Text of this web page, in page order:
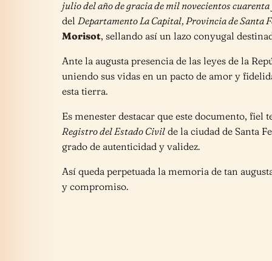
julio del año de gracia de mil novecientos cuarenta
del Departamento La Capital, Provincia de Santa
Morisot, sellando así un lazo conyugal
Ante la augusta presencia de las leyes de la
uniendo sus vidas en un pacto de amor y
esta tierra.
Es menester destacar que este documento,
Registro del Estado Civil de la ciudad de Santa
grado de autenticidad y validez.
Así queda perpetuada la memoria de tan
y compromiso.